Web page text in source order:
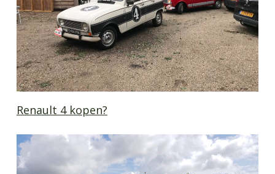
Renault 4 kopen?